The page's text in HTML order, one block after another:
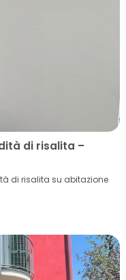
di risalita –
di risalita su abitazione